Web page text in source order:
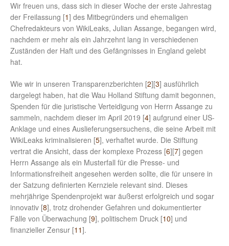
Wir freuen uns, dass sich in dieser Woche der erste Jahrestag
der Freilassung [1] des Mitbegründers und ehemaligen
Chefredakteurs von WikiLeaks, Julian Assange, begangen wird,
nachdem er mehr als ein Jahrzehnt lang in verschiedenen
Zuständen der Haft und des Gefängnisses in England gelebt
hat.
Wie wir in unseren Transparenzberichten [2][3] ausführlich
dargelegt haben, hat die Wau Holland Stiftung damit begonnen,
Spenden für die juristische Verteidigung von Herrn Assange zu
sammeln, nachdem dieser im April 2019 [4] aufgrund einer US-
Anklage und eines Auslieferungsersuchens, die seine Arbeit mit
WikiLeaks kriminalisieren [5], verhaftet wurde. Die Stiftung
vertrat die Ansicht, dass der komplexe Prozess [6][7] gegen
Herrn Assange als ein Musterfall für die Presse- und
Informationsfreiheit angesehen werden sollte, die für unsere in
der Satzung definierten Kernziele relevant sind. Dieses
mehrjährige Spendenprojekt war äußerst erfolgreich und sogar
innovativ [8], trotz drohender Gefahren und dokumentierter
Fälle von Überwachung [9], politischem Druck [10] und
finanzieller Zensur [11].